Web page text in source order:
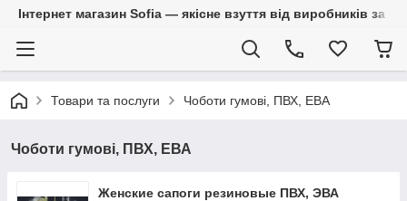
Інтернет магазин Sofia — якісне взуття від виробників за
Товари та послуги Чоботи гумові, ПВХ, ЕВА
Чоботи гумові, ПВХ, ЕВА
Женские сапоги резиновые ПВХ, ЭВА